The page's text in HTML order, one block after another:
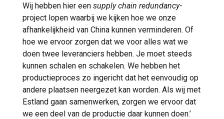
Wij hebben hier een supply chain redundancy-
project lopen waarbij we kijken hoe we onze
afhankelijkheid van China kunnen verminderen. Of
hoe we ervoor zorgen dat we voor alles wat we
doen twee leveranciers hebben. Je moet steeds
kunnen schalen en schakelen. We hebben het
productieproces zo ingericht dat het eenvoudig op
andere plaatsen neergezet kan worden. Als wij met
Estland gaan samenwerken, zorgen we ervoor dat
we een deel van de productie daar kunnen doen.’